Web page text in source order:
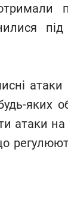
під
атаки
яких
атаки на